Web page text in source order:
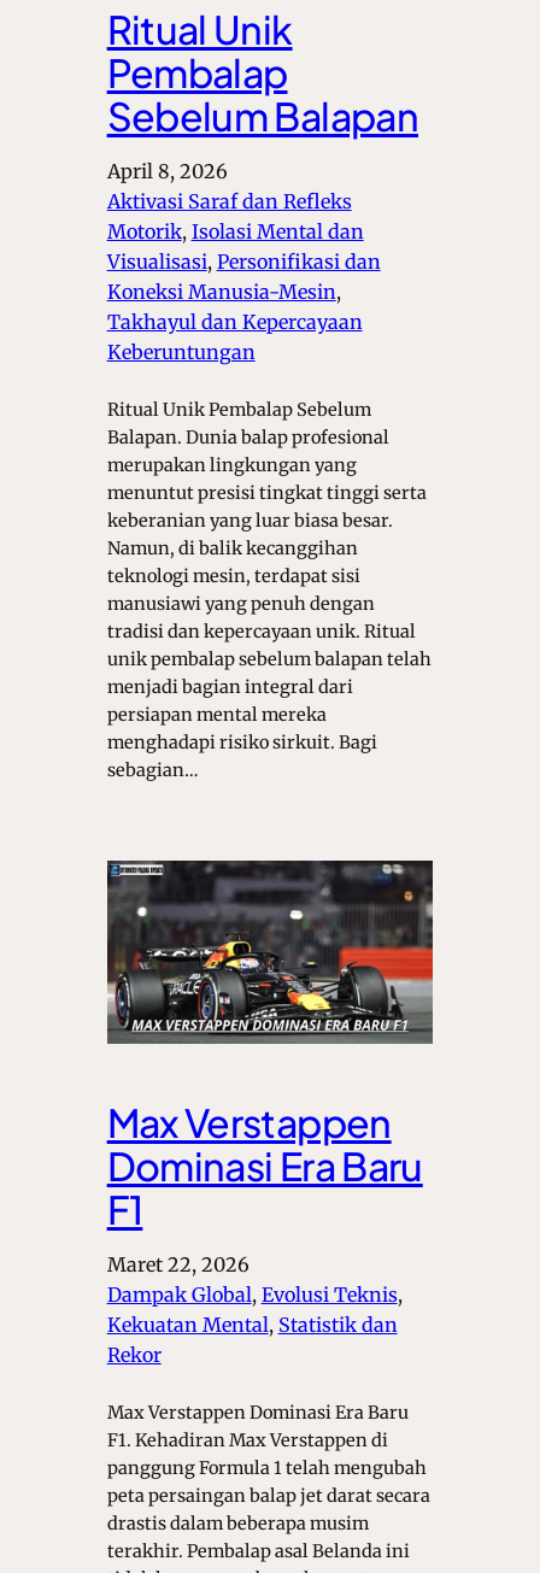
Ritual Unik
Pembalap
Sebelum Balapan
April 8, 2026
Aktivasi Saraf dan Refleks
Motorik, Isolasi Mental dan
Visualisasi, Personifikasi dan
Koneksi Manusia-Mesin ,
Takhayul dan Kepercayaan
Keberuntungan
Ritual Unik Pembalap Sebelum
Balapan. Dunia balap profesional
merupakan lingkungan yang
menuntut presisi tingkat tinggi serta
keberanian yang luar biasa besar.
Namun, di balik kecanggihan
teknologi mesin, terdapat sisi
manusiawi yang penuh dengan
tradisi dan kepercayaan unik. Ritual
unik pembalap sebelum balapan telah
menjadi bagian integral dari
persiapan mental mereka
menghadapi risiko sirkuit. Bagi
sebagian…
Max Verstappen
Dominasi Era Baru
F1
Maret 22, 2026
Dampak Global, Evolusi Teknis
Kekuatan Mental, Statistik dan
Rekor
Max Verstappen Dominasi Era Baru
F1. Kehadiran Max Verstappen di
panggung Formula 1 telah mengubah
peta persaingan balap jet darat secara
drastis dalam beberapa musim
terakhir. Pembalap asal Belanda ini